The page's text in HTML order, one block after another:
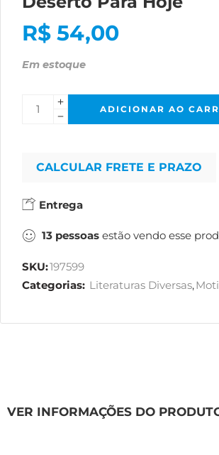
R$ 54,00
Em estoque
ADICIONAR AO
CALCULAR FRETE E PRAZO
Entrega
13 pessoas estão vendo esse
SKU:197599
Categorias: Literaturas Diversas,
VER INFORMAÇÕES DO